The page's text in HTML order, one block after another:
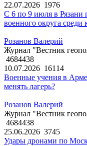
22.07.2026 1976
С 6 по 9 июля в Рязани
военного округа среди
Розанов Валерий
Журнал "Вестник
4684438
10.07.2026 16114
Военные учения в
менять лагерь?
Розанов Валерий
Журнал "Вестник
4684438
25.06.2026 3745
Удары дронами по